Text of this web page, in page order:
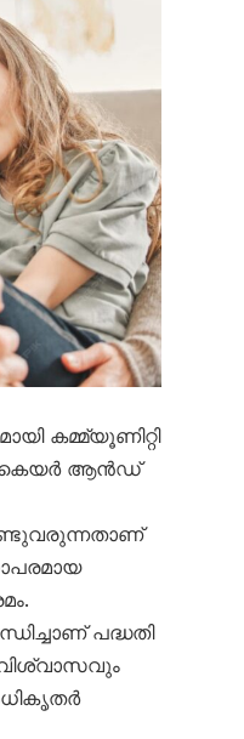
കമ്മ്യൂണിറ്റി
കെയർ ആൻഡ്
പദ്ധതി